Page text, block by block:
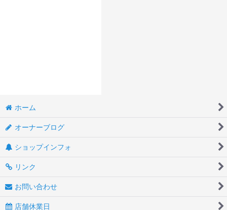
ホーム
オーナーブログ
ショップインフォ
リンク
お問い合わせ
店舗休業日